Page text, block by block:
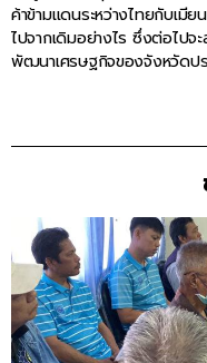
ค้าข้ามแดนระหว่างไทยกับเมี
ไปจากเดิมอย่างไร ซึ่งต่อไปจ
พัฒนาเศรษฐกิจของจังหวัดป